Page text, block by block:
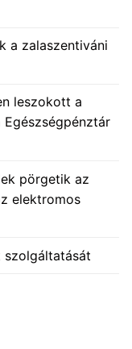
a zalaszentiváni
leszokott a
Egészségpénztár
pörgetik az
elektromos
szolgáltatását